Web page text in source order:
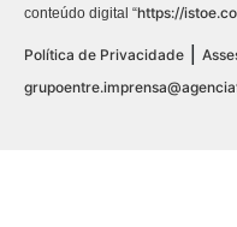
conteúdo digital “https://
Política de Privacidade